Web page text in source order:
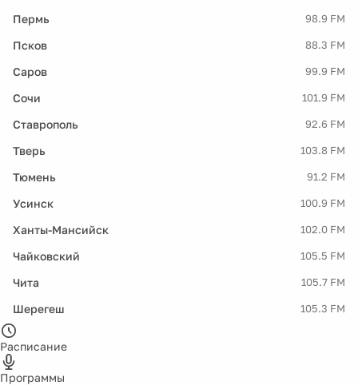
Пермь 98.9 FM
Псков 88.3 FM
Саров 99.9 FM
Сочи 101.9 FM
Ставрополь 92.6 FM
Тверь 103.8 FM
Тюмень 91.2 FM
Усинск 100.9 FM
Ханты-Мансийск 102.0 FM
Чайковский 105.5 FM
Чита 105.7 FM
Шерегеш 105.3 FM
Расписание
Программы